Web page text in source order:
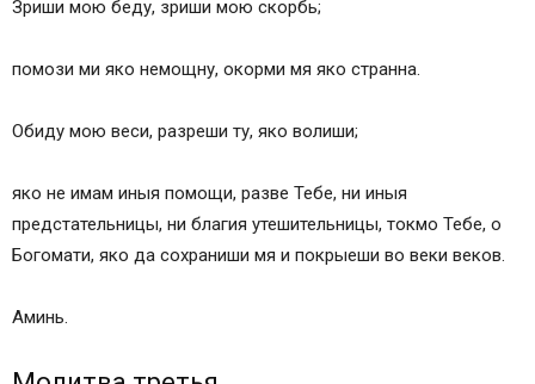
Зриши мою беду, зриши мою скорбь;
помози ми яко немощну, окорми мя яко странна.
Обиду мою веси, разреши ту, яко волиши;
яко не имам иныя помощи, разве Тебе, ни иныя
предстательницы, ни благия утешительницы, токмо Тебе, о
Богомати, яко да сохраниши мя и покрыеши во веки веков.
Аминь.